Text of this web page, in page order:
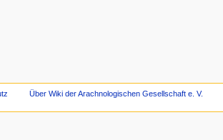
Über Wiki der Arachnologischen Gesellschaft e. V.